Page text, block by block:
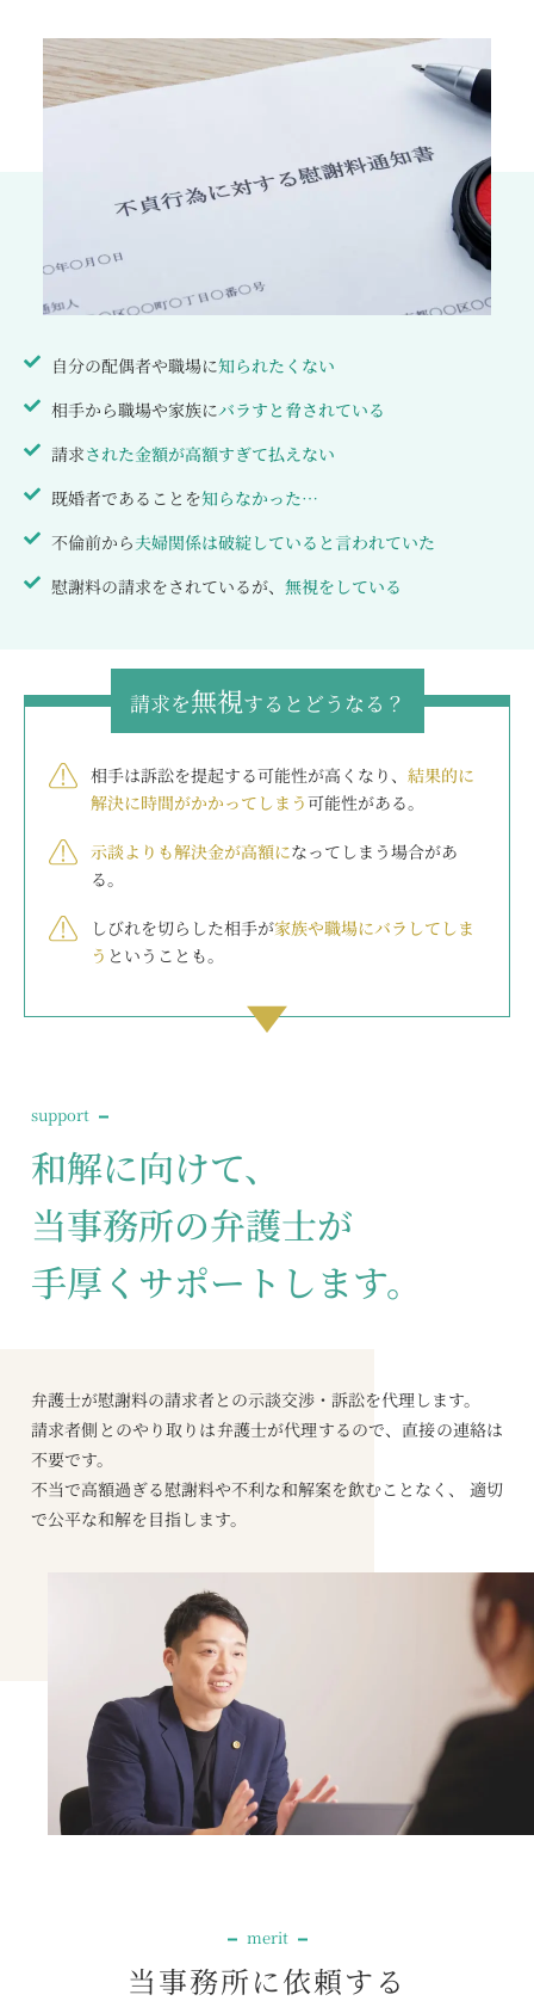
自分の配偶者や職場に知られたくない
相手から職場や家族にバラすと脅されている
請求された金額が高額すぎて払えない
既婚者であることを知らなかった…
不倫前から夫婦関係は破綻していると言われていた
慰謝料の請求をされているが、 無視をしている
請求を無視するとどうなる？
相手は訴訟を提起する可能性が高くなり、 結果的に
解決に時間がかかってしまう可能性がある。
示談よりも解決金が高額になってしまう場合があ
る。
しびれを切らした相手が家族や職場にバラしてしま
う ということも。
support
和解に向けて、
当事務所の弁護士が
手厚くサポートします。
弁護士が慰謝料の請求者との示談交渉・訴訟を代理します。
請求者側とのやり取りは弁護士が代理するので、直接の連絡は
不要です。
不当で高額過ぎる慰謝料や不利な和解案を飲むことなく、 適切
で公平な和解を目指します。
merit
当事務所に依頼する